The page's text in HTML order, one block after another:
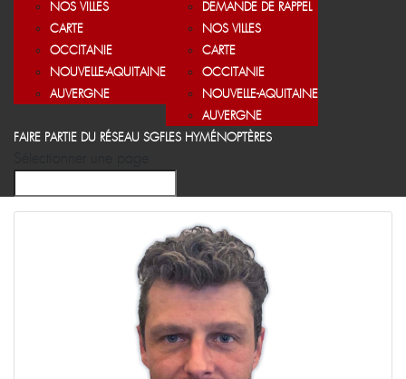
NOS VILLES
CARTE
OCCITANIE
NOUVELLE-AQUITAINE
AUVERGNE
DEMANDE DE RAPPEL
NOS VILLES
CARTE
OCCITANIE
NOUVELLE-AQUITAINE
AUVERGNE
FAIRE PARTIE DU RÉSEAU SGFLES HYMÉNOPTÈRES